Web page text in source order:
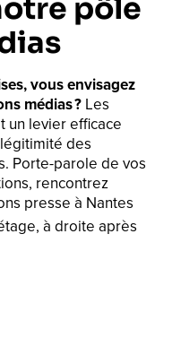
pôle
vous envisagez
médias ?Les
un levier efficace
des
Porte-parole de vos
rencontrez
presse à Nantes
à droite après